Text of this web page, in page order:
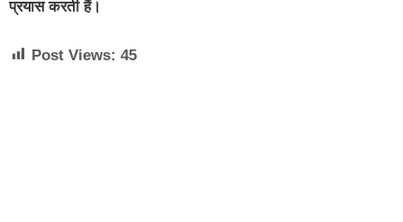
प्रयास करती हैं।
Post Views: 45